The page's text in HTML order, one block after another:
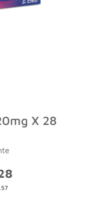
X 28
El
precio